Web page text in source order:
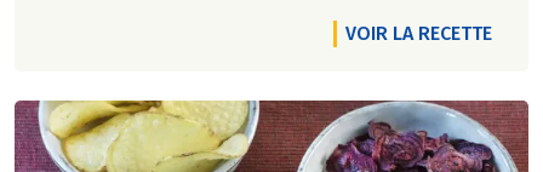
VOIR LA RECETTE